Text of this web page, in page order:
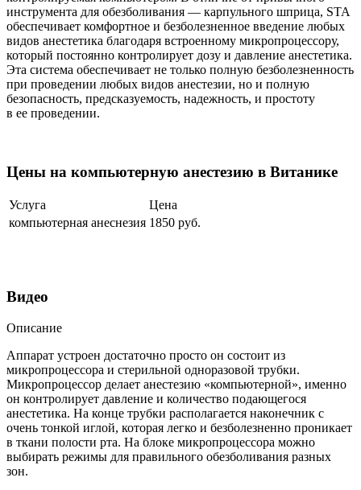
инструмента для обезболивания — карпульного шприца, STA
обеспечивает комфортное и безболезненное введение любых
видов анестетика благодаря встроенному микропроцессору,
который постоянно контролирует дозу и давление анестетика.
Эта система обеспечивает не только полную безболезненность
при проведении любых видов анестезии, но и полную
безопасность, предсказуемость, надежность, и простоту
в ее проведении.
Цены на компьютерную анестезию в Витанике
Услуга
Цена
компьютерная анеснезия 1850 руб.
Видео
Описание
Аппарат устроен достаточно просто он состоит из
микропроцессора и стерильной одноразовой трубки.
Микропроцессор делает анестезию «компьютерной», именно
он контролирует давление и количество подающегося
анестетика. На конце трубки располагается наконечник с
очень тонкой иглой, которая легко и безболезненно проникает
в ткани полости рта. На блоке микропроцессора можно
выбирать режимы для правильного обезболивания разных
зон.